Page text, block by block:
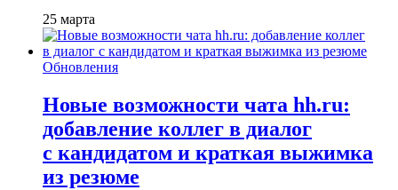
25 марта
Обновления
Новые возможности чата hh.ru:
добавление коллег в диалог
с кандидатом и краткая выжимка
из резюме